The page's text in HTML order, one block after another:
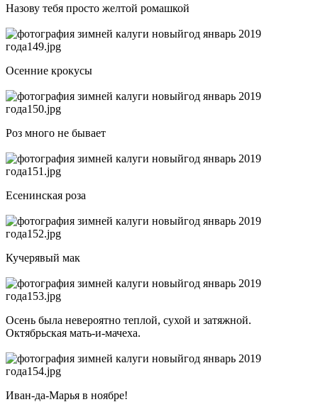
Назову тебя просто желтой ромашкой
Осенние крокусы
Роз много не бывает
Есенинская роза
Кучерявый мак
Осень была невероятно теплой, сухой и затяжной.
Октябрьская мать-и-мачеха.
Иван-да-Марья в ноябре!